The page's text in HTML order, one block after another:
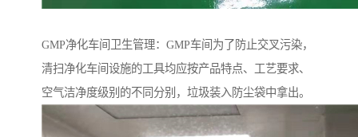
GMP净化车间卫生管理：GMP车间为了防止交叉污染，
清扫净化车间设施的工具均应按产品特点、工艺要求、
空气洁净度级别的不同分别，垃圾装入防尘袋中拿出。